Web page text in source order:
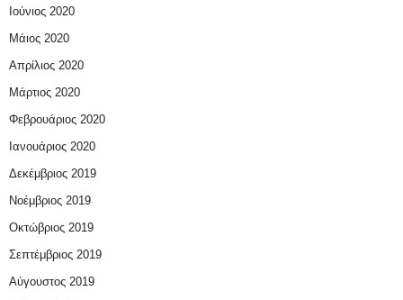
Ιούνιος 2020
Μάιος 2020
Απρίλιος 2020
Μάρτιος 2020
Φεβρουάριος 2020
Ιανουάριος 2020
Δεκέμβριος 2019
Νοέμβριος 2019
Οκτώβριος 2019
Σεπτέμβριος 2019
Αύγουστος 2019